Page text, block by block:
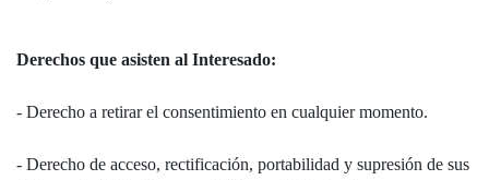
Derechos que asisten al Interesado:
- Derecho a retirar el consentimiento en cualquier momento.
- Derecho de acceso, rectificación, portabilidad y supresión de sus